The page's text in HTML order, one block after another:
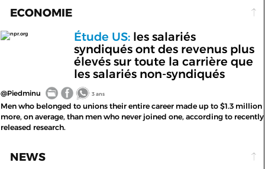
ECONOMIE
npr.org Étude US:les salariés
syndiqués ont des revenus plus
élevés sur toute la carrière que
les salariés non-syndiqués
@Piedminu 3 ans
Men who belonged to unions their entire career made up to $1.3 million
more, on average, than men who never joined one, according to recently
released research.
NEWS